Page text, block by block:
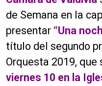
de Semana en la
presentar “Una
título del segundo
Orquesta 2019,
viernes 10 en la